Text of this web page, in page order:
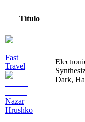
Título
Fast
Travel
Nazar
Hrushko
Dark,